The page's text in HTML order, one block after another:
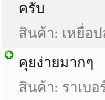
ครับ
สินค้า: เหยื่อ
คุยง่ายมากๆ
สินค้า: ราเบอ